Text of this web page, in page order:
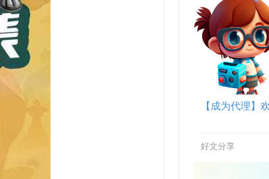
【成为代理】
好文分享